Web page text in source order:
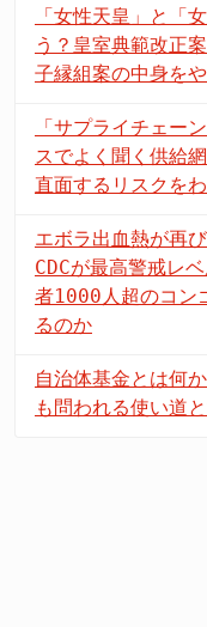
「女性天皇」と「
う？皇室典範改正
子縁組案の中身を
「サプライチェー
スでよく聞く供給
直面するリスクを
エボラ出血熱が再
CDCが最高警戒レ
者1000人超のコン
るのか
自治体基金とは何
も問われる使い道